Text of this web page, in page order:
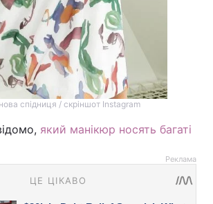
спідниця / скріншот Instagram
який манікюр носять багаті
Реклама